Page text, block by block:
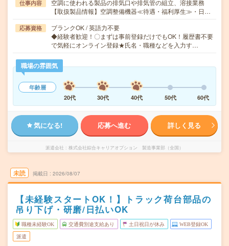
仕事内容
空調に使われる製品の排気口や排気管の組立、溶接業務
【取扱製品情報】空調整備機器≪待遇・福利厚生≫・日…
応募資格
ブランクOK / 英語力不要
◆経験者歓迎！〇まずは事前登録だけでもOK！履歴書不要
で気軽にオンライン登録★氏名・職種などを入力す…
職場の雰囲気
年齢層
20代
30代 40代 50代 60代
気になる! 応募へ進む 詳しく見る
派遣会社 株式会社綜合キャリアオプション 製造事業部（全国）
未読 掲載日 2026/08/07
【未経験スタートOK！】トラック荷台部品の
吊り下げ・研磨/日払いOK
職種未経験OK 交通費別途支給あり 土日祝日が休み WEB登録OK
派遣